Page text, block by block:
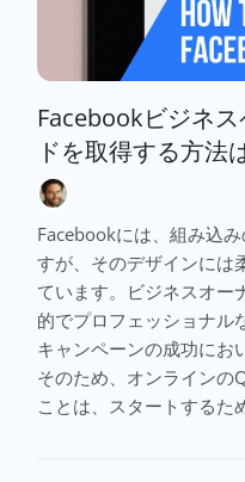
Facebookビジネ
ドを取得する方法
Facebookには、組み込
すが、そのデザインには
ています。ビジネスオー
的でプロフェッショナル
キャンペーンの成功にお
そのため、オンラインの
ことは、スタートするた